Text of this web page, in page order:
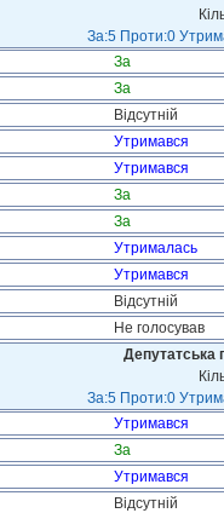
За:5 Проти:0
За
За
Відсутній
Утримався
Утримався
За
За
Утрималась
Утримався
Відсутній
Не голосував
Депутатська
За:5 Проти:0
Утримався
За
Утримався
Відсутній